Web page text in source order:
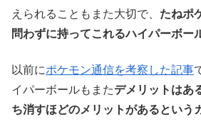
えられることもまた大切で、 たねポ
問わずに持ってこれるハイパーボー
以前にポケモン通信を考察した記事
イパーボールもまたデメリットはあ
ち消すほどのメリットがあるという